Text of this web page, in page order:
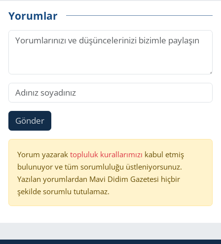
Yorumlar
Gönder
Yorum yazarak topluluk kurallarımızı kabul etmiş
bulunuyor ve tüm sorumluluğu üstleniyorsunuz.
Yazılan yorumlardan Mavi Didim Gazetesi hiçbir
şekilde sorumlu tutulamaz.